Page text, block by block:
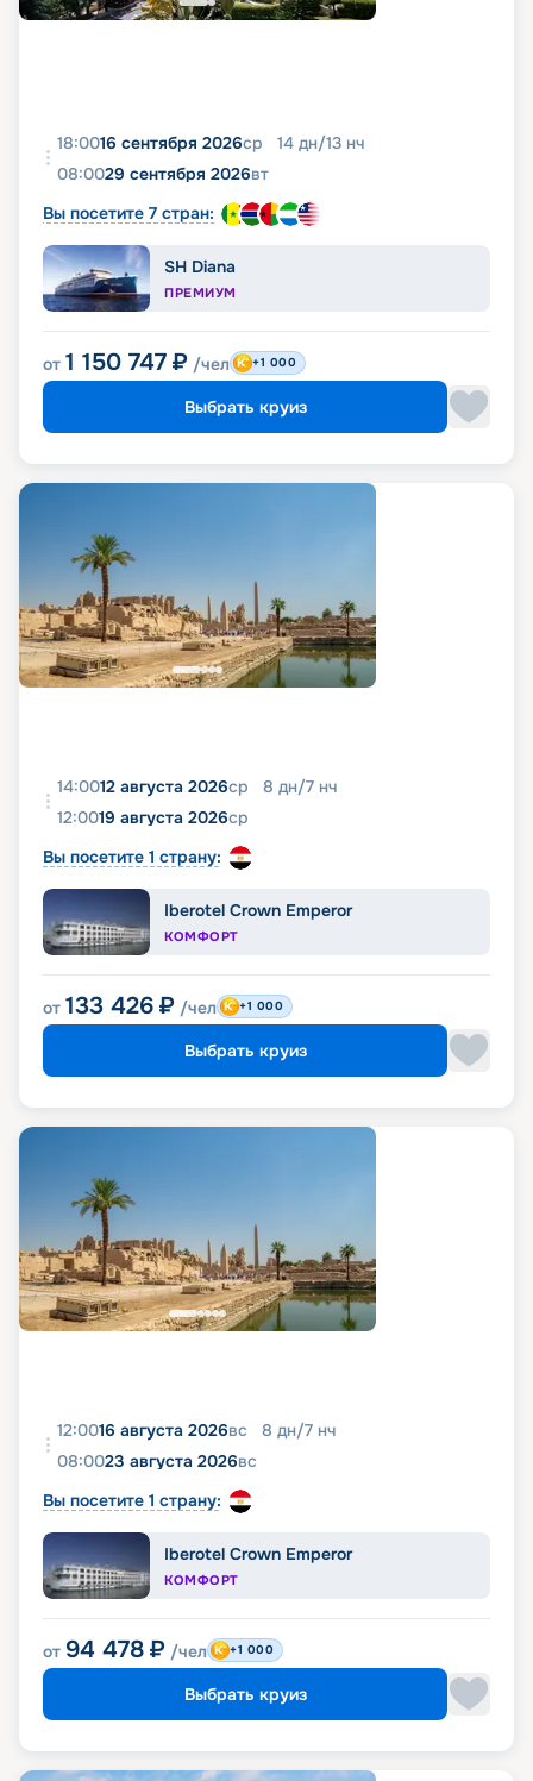
18:0016 сентября 2026ср 14 дн/13 нч
08:0029 сентября 2026вт
Вы посетите 7 стран:
SH Diana
ПРЕМИУМ
от 1 150 747 ₽ /чел +1 000
Выбрать круиз
14:0012 августа 2026ср 8 дн/7 нч
12:0019 августа 2026ср
Вы посетите 1 страну:
Iberotel Crown Emperor
КОМФОРТ
от 133 426 ₽ /чел +1 000
Выбрать круиз
12:0016 августа 2026вс 8 дн/7 нч
08:0023 августа 2026вс
Вы посетите 1 страну:
Iberotel Crown Emperor
КОМФОРТ
от 94 478 ₽ /чел +1 000
Выбрать круиз